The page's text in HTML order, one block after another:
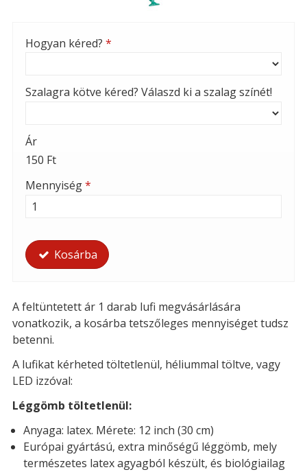
Hogyan kéred? *
Szalagra kötve kéred? Válaszd ki a szalag színét!
Ár
150 Ft
Mennyiség*
Kosárba
A feltüntetett ár 1 darab lufi megvásárlására
vonatkozik, a kosárba tetszőleges mennyiséget tudsz
betenni.
A lufikat kérheted töltetlenül, héliummal töltve, vagy
LED izzóval:
Léggömb töltetlenül:
Anyaga: latex. Mérete: 12 inch (30 cm)
Európai gyártású, extra minőségű léggömb, mely
természetes latex agyagból készült, és biológiailag